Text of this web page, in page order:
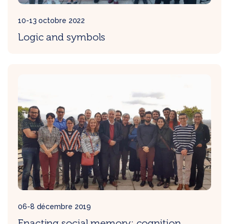
10-13 octobre 2022
Logic and symbols
06-8 décembre 2019